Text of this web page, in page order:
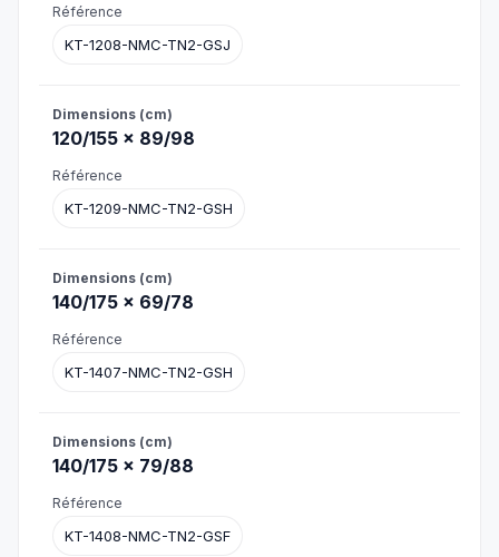
KT-1208-NMC-TN2-GSJ
120/155 × 89/98
KT-1209-NMC-TN2-GSH
140/175 × 69/78
KT-1407-NMC-TN2-GSH
140/175 × 79/88
KT-1408-NMC-TN2-GSF